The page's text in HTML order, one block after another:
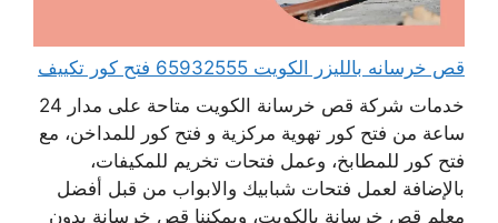
قص خرسانه بالليزر الكويت 65932555 فتح كور تكييف
خدمات شركة قص خرسانة الكويت متاحة على مدار 24
ساعة من فتح كور تهوية مركزية و فتح كور للمداخن، مع
فتح كور للمطابخ، وعمل فتحات تخريم للمكيفات،
بالإضافة لعمل فتحات شبابيك والابواب من قبل أفضل
معلم قص خرسانة بالكويت، ويمكننا قص خرسانة بدون